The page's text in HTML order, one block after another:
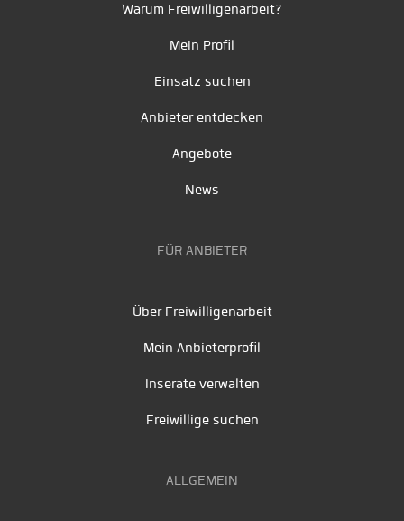
Warum Freiwilligenarbeit?
Mein Profil
Einsatz suchen
Anbieter entdecken
Angebote
News
FÜR ANBIETER
Über Freiwilligenarbeit
Mein Anbieterprofil
Inserate verwalten
Freiwillige suchen
ALLGEMEIN